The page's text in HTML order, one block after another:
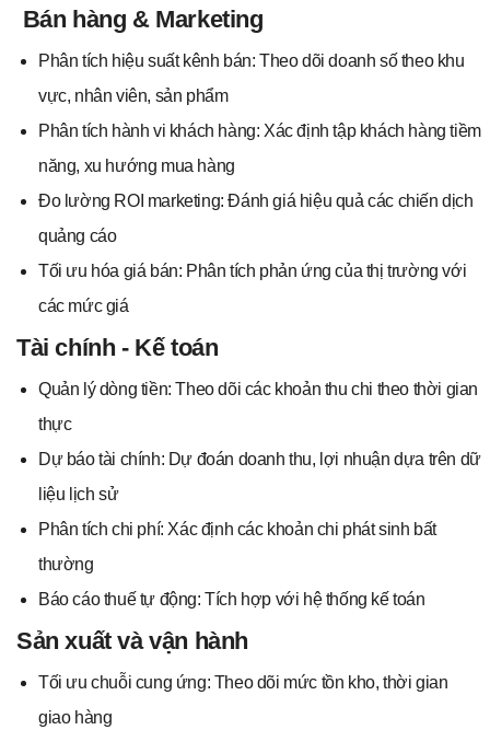
Bán hàng & Marketing
Phân tích hiệu suất kênh bán: Theo dõi doanh số theo khu
vực, nhân viên, sản phẩm
Phân tích hành vi khách hàng: Xác định tập khách hàng tiềm
năng, xu hướng mua hàng
Đo lường ROI marketing: Đánh giá hiệu quả các chiến dịch
quảng cáo
Tối ưu hóa giá bán: Phân tích phản ứng của thị trường với
các mức giá
Tài chính - Kế toán
Quản lý dòng tiền: Theo dõi các khoản thu chi theo thời gian
thực
Dự báo tài chính: Dự đoán doanh thu, lợi nhuận dựa trên dữ
liệu lịch sử
Phân tích chi phí: Xác định các khoản chi phát sinh bất
thường
Báo cáo thuế tự động: Tích hợp với hệ thống kế toán
Sản xuất và vận hành
Tối ưu chuỗi cung ứng: Theo dõi mức tồn kho, thời gian
giao hàng